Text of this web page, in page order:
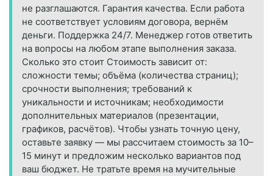
не разглашаются. Гарантия качества. Если работа
не соответствует условиям договора, вернём
деньги. Поддержка 24/7. Менеджер готов ответить
на вопросы на любом этапе выполнения заказа.
Сколько это стоит Стоимость зависит от:
сложности темы; объёма (количества страниц);
срочности выполнения; требований к
уникальности и источникам; необходимости
дополнительных материалов (презентации,
графиков, расчётов). Чтобы узнать точную цену,
оставьте заявку — мы рассчитаем стоимость за 10–
15 минут и предложим несколько вариантов под
ваш бюджет. Не тратьте время на мучительные